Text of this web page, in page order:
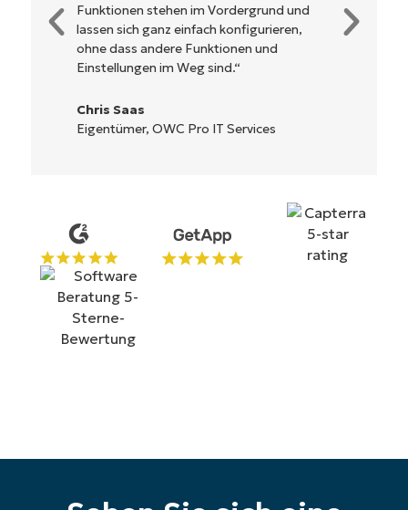
und
Steuerung. Alle Optionen und
klar beschrieben, einfach zu
die Benutzeroberfläche ist leicht
bedienen.
Reiffenberger.NET Technology
Starten Sie Ihre 14-tägige